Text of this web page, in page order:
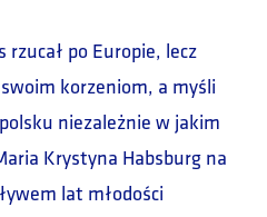
po Europie, lecz
korzeniom, a myśli
niezależnie w jakim
Krystyna Habsburg na
lat młodości